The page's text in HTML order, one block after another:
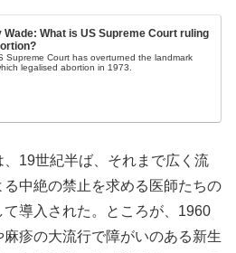
Wade: What is US Supreme Court ruling
Supreme Court has overturned the landmark
legalised abortion in 1973.
19世紀半ば、それまで広く流
中絶の禁止を求める医師たちの
導入された。ところが、1960
疹の大流行で障がいのある新生